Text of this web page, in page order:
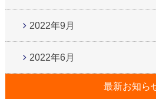
2022年9月
2022年6月
最新お知ら